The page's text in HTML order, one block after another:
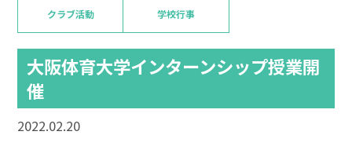
クラブ活動 学校行事
大阪体育大学インターンシップ授業開
催
2022.02.20